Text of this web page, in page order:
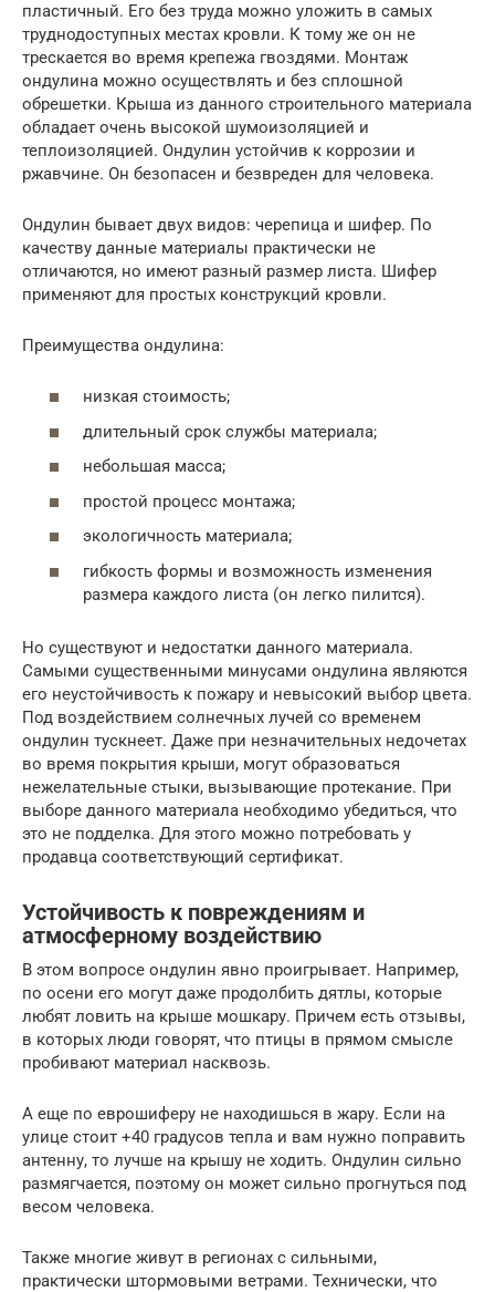
пластичный. Его без труда можно уложить в самых
труднодоступных местах кровли. К тому же он не
трескается во время крепежа гвоздями. Монтаж
ондулина можно осуществлять и без сплошной
обрешетки. Крыша из данного строительного материала
обладает очень высокой шумоизоляцией и
теплоизоляцией. Ондулин устойчив к коррозии и
ржавчине. Он безопасен и безвреден для человека.
Ондулин бывает двух видов: черепица и шифер. По
качеству данные материалы практически не
отличаются, но имеют разный размер листа. Шифер
применяют для простых конструкций кровли.
Преимущества ондулина:
низкая стоимость;
длительный срок службы материала;
небольшая масса;
простой процесс монтажа;
экологичность материала;
гибкость формы и возможность изменения
размера каждого листа (он легко пилится).
Но существуют и недостатки данного материала.
Самыми существенными минусами ондулина являются
его неустойчивость к пожару и невысокий выбор цвета.
Под воздействием солнечных лучей со временем
ондулин тускнеет. Даже при незначительных недочетах
во время покрытия крыши, могут образоваться
нежелательные стыки, вызывающие протекание. При
выборе данного материала необходимо убедиться, что
это не подделка. Для этого можно потребовать у
продавца соответствующий сертификат.
Устойчивость к повреждениям и
атмосферному воздействию
В этом вопросе ондулин явно проигрывает. Например,
по осени его могут даже продолбить дятлы, которые
любят ловить на крыше мошкару. Причем есть отзывы,
в которых люди говорят, что птицы в прямом смысле
пробивают материал насквозь.
А еще по еврошиферу не находишься в жару. Если на
улице стоит +40 градусов тепла и вам нужно поправить
антенну, то лучше на крышу не ходить. Ондулин сильно
размягчается, поэтому он может сильно прогнуться под
весом человека.
Также многие живут в регионах с сильными,
практически штормовыми ветрами. Технически, что